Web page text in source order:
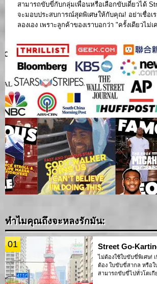
สามารถขับขี่กับกลุ่มเพื่อนหรือเลือกขับเดี่ยวได้
จะมอบประสบการณ์สุดพิเศษให้กับคุณ! อย่าเชื่อเ
ลองเอง เพราะลูกค้าของเราบอกว่า "ครั้งเดียวไม่
ทำไมคุณถึงจะหลงรักมัน:
01 Street Go-
ไม่ต้องใช้ใบขับขี่พิเศษ!
ต้อง ใบขับขี่สากล หรือ
สามารถขับขี่ไปทั่วโตเกี